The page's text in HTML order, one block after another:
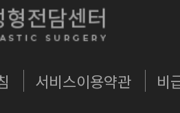
서비스이용약관 비